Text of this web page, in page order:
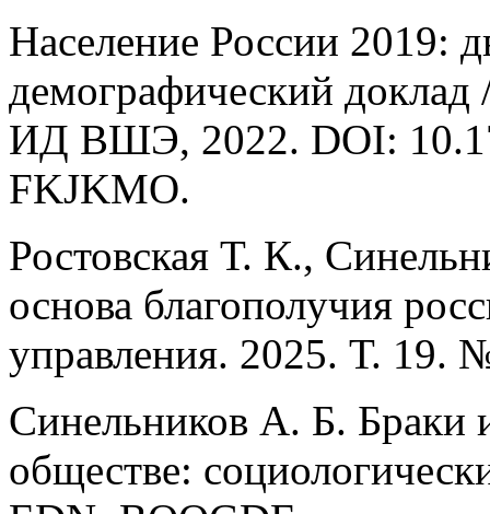
Население России 2019:
демографический
ИД ВШЭ, 2022. DOI:
FKJKMO.
Ростовская Т. К.,
основа благополучия
управления. 2025. Т.
Синельников А. Б. Браки
обществе: